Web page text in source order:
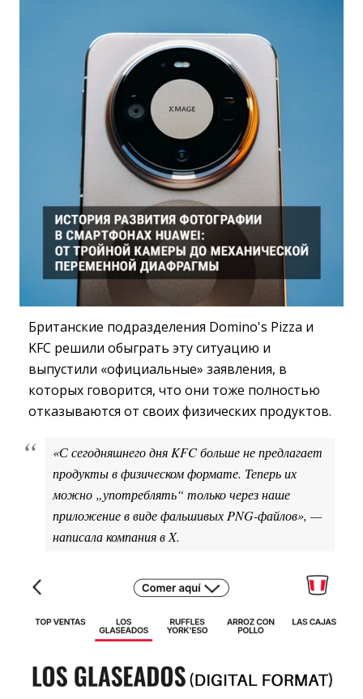
Британские подразделения Domino's Pizza и
KFC решили обыграть эту ситуацию и
выпустили «официальные» заявления, в
которых говорится, что они тоже полностью
отказываются от своих физических продуктов.
«С сегодняшнего дня KFC больше не предлагает
продукты в физическом формате. Теперь их
можно „употреблять“ только через наше
приложение в виде фальшивых PNG-файлов», —
написала компания в X.